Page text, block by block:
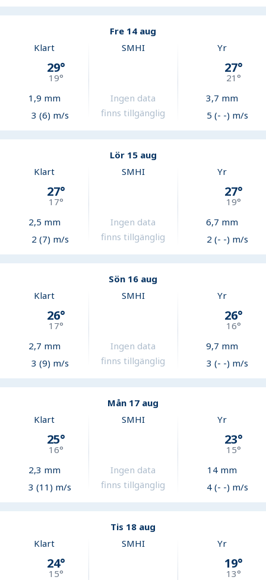
Fre 14 aug
Klart
29°
19°
1,9 mm
3 (6) m/s
SMHI
Ingen data
finns tillgänglig
Yr
27°
21°
3,7 mm
5 (- -) m/s
Lör 15 aug
Klart
27°
17°
2,5 mm
2 (7) m/s
SMHI
Ingen data
finns tillgänglig
Yr
27°
19°
6,7 mm
2 (- -) m/s
Sön 16 aug
Klart
26°
17°
2,7 mm
3 (9) m/s
SMHI
Ingen data
finns tillgänglig
Yr
26°
16°
9,7 mm
3 (- -) m/s
Mån 17 aug
Klart
25°
16°
2,3 mm
3 (11) m/s
SMHI
Ingen data
finns tillgänglig
Yr
23°
15°
14mm
4 (- -) m/s
Tis 18 aug
Klart
24°
15°
SMHI Yr
19°
13°